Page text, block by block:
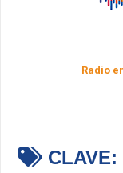
Radio
CLAVE: